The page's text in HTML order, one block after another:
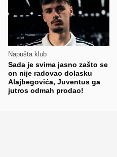
Napušta klub
Sada je svima jasno zašto se
on nije radovao dolasku
Alajbegovića, Juventus ga
jutros odmah prodao!